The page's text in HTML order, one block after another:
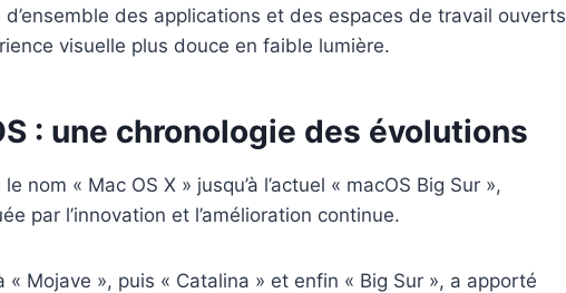
des applications et des espaces de travail ouverts
visuelle plus douce en faible lumière.
: une chronologie des évolutions
nom « Mac OS X » jusqu’à l’actuel « macOS Big Sur »,
par l’innovation et l’amélioration continue.
« Mojave », puis « Catalina » et enfin « Big Sur », a apporté